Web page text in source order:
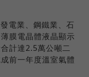
電業、鋼鐵業、石
膜電晶體液晶顯示
計達2.5萬公噸二
前一年度溫室氣體